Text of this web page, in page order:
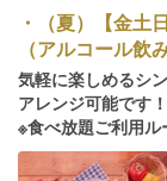
・（夏）【金土
（アルコール飲
気軽に楽しめるシ
アレンジ可能です
※食べ放題ご利用ル